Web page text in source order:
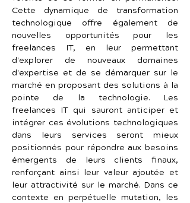
Cette dynamique de transformation
technologique offre également de
nouvelles opportunités pour les
freelances IT, en leur permettant
d'explorer de nouveaux domaines
d'expertise et de se démarquer sur le
marché en proposant des solutions à la
pointe de la technologie. Les
freelances IT qui sauront anticiper et
intégrer ces évolutions technologiques
dans leurs services seront mieux
positionnés pour répondre aux besoins
émergents de leurs clients finaux,
renforçant ainsi leur valeur ajoutée et
leur attractivité sur le marché. Dans ce
contexte en perpétuelle mutation, les